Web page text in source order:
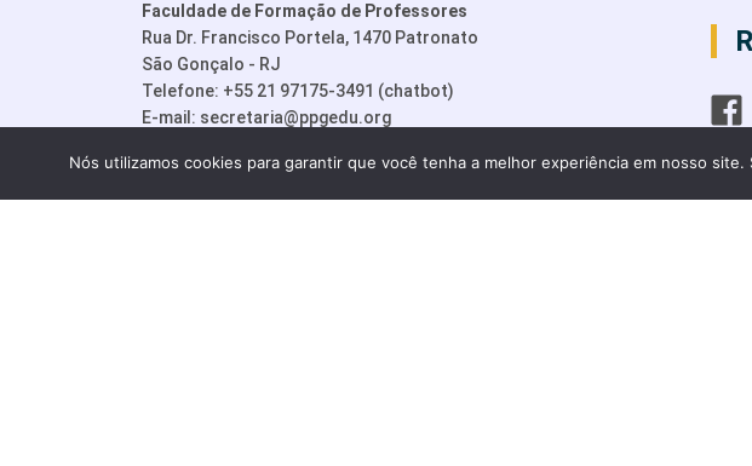
Faculdade de Formação de Professores
Rua Dr. Francisco Portela, 1470 Patronato
São Gonçalo - RJ
Telefone: +55 21 97175-3491 (chatbot)
E-mail: secretaria@ppgedu.org
© PPGedu - Processos formativos e
Nós utilizamos cookies para garantir que você tenha a melhor experiência em nosso